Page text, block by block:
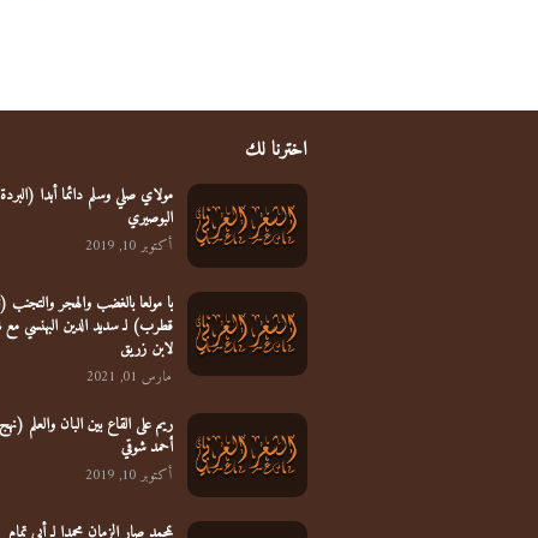
اخترنا لك
مولاي صلي وسلم دائما أبدا
البوصيري
أكتوبر 10, 2019
يا مولعا بالغضب والهجر
قطرب) لـ سديد الدين البهنسي
لابن زريق
مارس 01, 2021
ريم على القاع بين البان والعلم
أحمد شوقي
أكتوبر 10, 2019